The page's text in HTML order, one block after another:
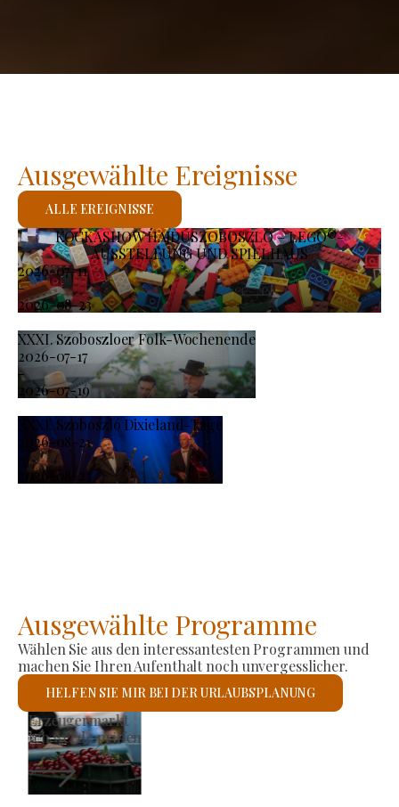
KOCKASHOW HAJDÚSZOBOSZLÓ – LEGO®-
AUSSTELLUNG UND SPIELHAUS
2026-07-11
-
2026-08-23
XXXI. Szoboszloer Folk-Wochenende
2026-07-17
-
2026-07-19
XXXI. Szoboszló Dixieland-Tage
2026-08-21
-
2026-08-23
Ausgewählte Ereignisse
ALLE EREIGNISSE
Ausgewählte Programme
Wählen Sie aus den interessantesten Programmen und
machen Sie Ihren Aufenthalt noch unvergesslicher.
HELFEN SIE MIR BEI DER URLAUBSPLANUNG
Römisch-katholische Kirche St. László
Ich werde prüfen